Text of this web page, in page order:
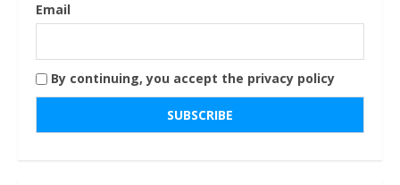
Email
By continuing, you accept the privacy policy